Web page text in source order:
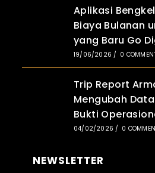
Aplikasi
Biaya Bulanan
yang Baru Go
19/06/2026 / 0
Trip Report
Mengubah
Bukti
04/02/2026 / 0
NEWSLETTER